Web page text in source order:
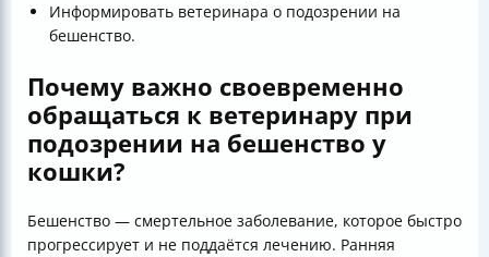
Информировать ветеринара о подозрении на
бешенство.
Почему важно своевременно
обращаться к ветеринару при
подозрении на бешенство у
кошки?
Бешенство — смертельное заболевание, которое быстро
прогрессирует и не поддаётся лечению. Ранняя